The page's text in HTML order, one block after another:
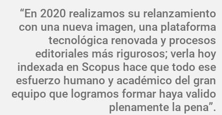
“En 2020 realizamos su relanzamiento
con una nueva imagen, una plataforma
tecnológica renovada y procesos
editoriales más rigurosos; verla hoy
indexada en Scopus hace que todo ese
esfuerzo humano y académico del gran
equipo que logramos formar haya valido
plenamente la pena”.